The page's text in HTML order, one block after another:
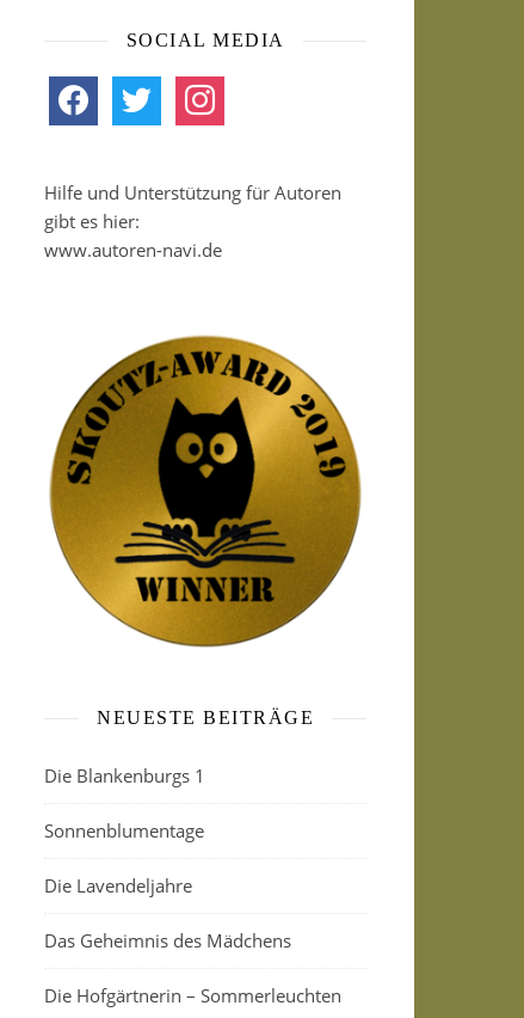
SOCIAL MEDIA
facebook twitter instagram
Hilfe und Unterstützung für Autoren
gibt es hier:
www.autoren-navi.de
NEUESTE BEITRÄGE
Die Blankenburgs 1
Sonnenblumentage
Die Lavendeljahre
Das Geheimnis des Mädchens
Die Hofgärtnerin – Sommerleuchten